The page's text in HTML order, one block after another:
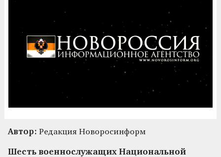
Автор: Редакция Новоросинформ
Шесть военнослужащих Национальной